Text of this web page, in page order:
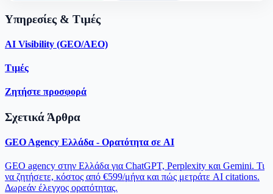
Υπηρεσίες & Τιμές
AI Visibility (GEO/AEO)
Τιμές
Ζητήστε προσφορά
Σχετικά Άρθρα
GEO Agency Ελλάδα - Ορατότητα σε AI
GEO agency στην Ελλάδα για ChatGPT, Perplexity και Gemini. Τι
να ζητήσετε, κόστος από €599/μήνα και πώς μετράτε AI citations.
Δωρεάν έλεγχος ορατότητας.